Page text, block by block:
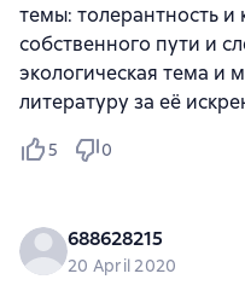
темы: толерантность
собственного пути и
экологическая тема
литературу за её
5 0
688628215
20 April 2020